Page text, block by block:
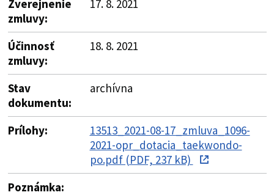
Zverejnenie
zmluvy:
17. 8. 2021
Účinnosť
zmluvy:
18. 8. 2021
Stav
dokumentu:
archívna
Prílohy:
13513_2021-08-17_zmluva_1096-
2021-opr_dotacia_taekwondo-
po.pdf (PDF, 237 kB)
Poznámka: